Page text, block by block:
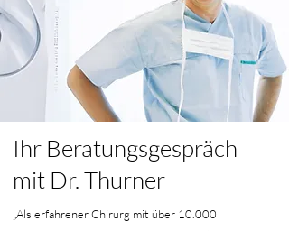
Ihr Beratungsgespräch
mit Dr. Thurner
„Als erfahrener Chirurg mit über 10.000